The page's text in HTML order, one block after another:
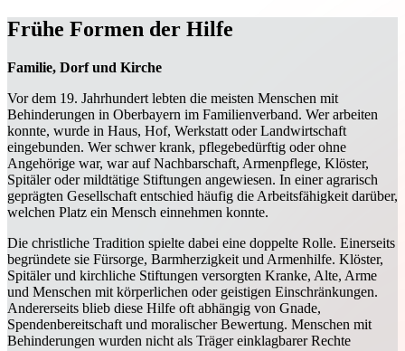
Frühe Formen der Hilfe
Familie, Dorf und Kirche
Vor dem 19. Jahrhundert lebten die meisten Menschen mit
Behinderungen in Oberbayern im Familienverband. Wer arbeiten
konnte, wurde in Haus, Hof, Werkstatt oder Landwirtschaft
eingebunden. Wer schwer krank, pflegebedürftig oder ohne
Angehörige war, war auf Nachbarschaft, Armenpflege, Klöster,
Spitäler oder mildtätige Stiftungen angewiesen. In einer agrarisch
geprägten Gesellschaft entschied häufig die Arbeitsfähigkeit darüber,
welchen Platz ein Mensch einnehmen konnte.
Die christliche Tradition spielte dabei eine doppelte Rolle. Einerseits
begründete sie Fürsorge, Barmherzigkeit und Armenhilfe. Klöster,
Spitäler und kirchliche Stiftungen versorgten Kranke, Alte, Arme
und Menschen mit körperlichen oder geistigen Einschränkungen.
Andererseits blieb diese Hilfe oft abhängig von Gnade,
Spendenbereitschaft und moralischer Bewertung. Menschen mit
Behinderungen wurden nicht als Träger einklagbarer Rechte